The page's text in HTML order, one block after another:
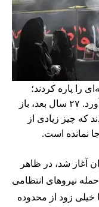
را پاره کردند؛
رویدادی که اشک بسیجیان حامی او را درآورد. ۲۷ سال بعد، باز
که چیز زیادی از
جا نمانده است.
تهران آغاز شد، در ظاهر
نیروهای انتظامی
خیلی زود از محدوده